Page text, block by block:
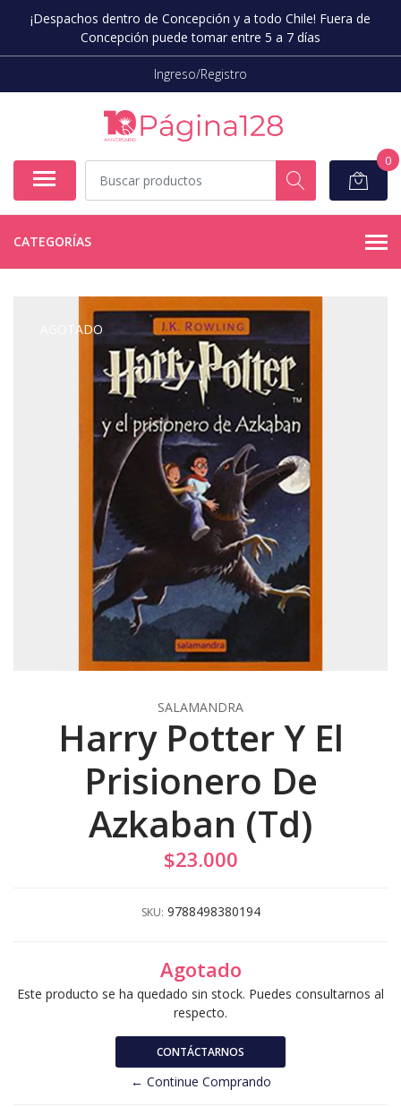
¡Despachos dentro de Concepción y a todo Chile! Fuera de
Concepción puede tomar entre 5 a 7 días
Ingreso/Registro
0
CATEGORÍAS
AGOTADO
SALAMANDRA
Harry Potter Y El
Prisionero De
Azkaban (Td)
$23.000
SKU: 9788498380194
Agotado
Este producto se ha quedado sin stock. Puedes consultarnos al
respecto.
CONTÁCTARNOS
← Continue Comprando